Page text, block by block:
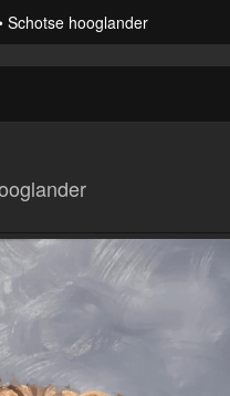
Schotse hooglander